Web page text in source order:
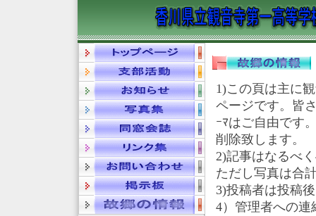
1)この頁は主に
ページです。皆
ｰﾏはご自由です
削除致します。
2)記事はなるべ
ただし写真は合
3)投稿者は投稿
4）管理者への